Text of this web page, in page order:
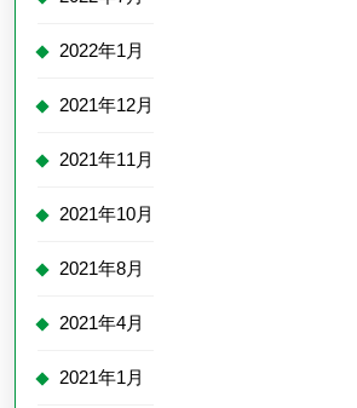
2022年1月
2021年12月
2021年11月
2021年10月
2021年8月
2021年4月
2021年1月